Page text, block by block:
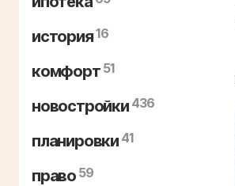
история16
комфорт 51
новостройки 436
планировки 41
право 59